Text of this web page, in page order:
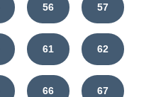
56 57
61 62
66 67